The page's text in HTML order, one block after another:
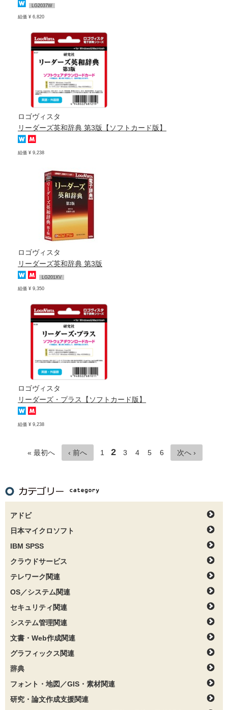
LG2037W
組価 ¥ 6,820
ロゴヴィスタ
リーダーズ英和辞典 第3版【ソフトカード版】
組価 ¥ 9,238
ロゴヴィスタ
リーダーズ英和辞典 第3版
LG201XV
組価 ¥ 9,350
ロゴヴィスタ
リーダーズ・プラス【ソフトカード版】
組価 ¥ 9,238
« 最初へ ‹ 前へ 1 2 3 4 5 6 次へ ›
アドビ
日本マイクロソフト
IBM SPSS
クラウドサービス
テレワーク関連
OS／システム関連
セキュリティ関連
システム管理関連
文書・Web作成関連
グラフィックス関連
辞典
フォント・地図／GIS・素材関連
研究・論文作成支援関連